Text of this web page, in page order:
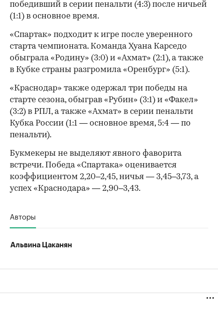
победивший в серии пенальти (4:3) после ничьей
(1:1) в основное время.
«Спартак» подходит к игре после уверенного
старта чемпионата. Команда Хуана Карседо
обыграла «Родину» (3:0) и «Ахмат» (2:1), а также
в Кубке страны разгромила «Оренбург» (5:1).
«Краснодар» также одержал три победы на
старте сезона, обыграв «Рубин» (3:1) и «Факел»
(3:2) в РПЛ, а также «Ахмат» в серии пенальти
Кубка России (1:1 — основное время, 5:4 — по
пенальти).
Букмекеры не выделяют явного фаворита
встречи. Победа «Спартака» оценивается
коэффициентом 2,20–2,45, ничья — 3,45–3,73, а
успех «Краснодара» — 2,90–3,43.
Авторы
Альвина Цаканян